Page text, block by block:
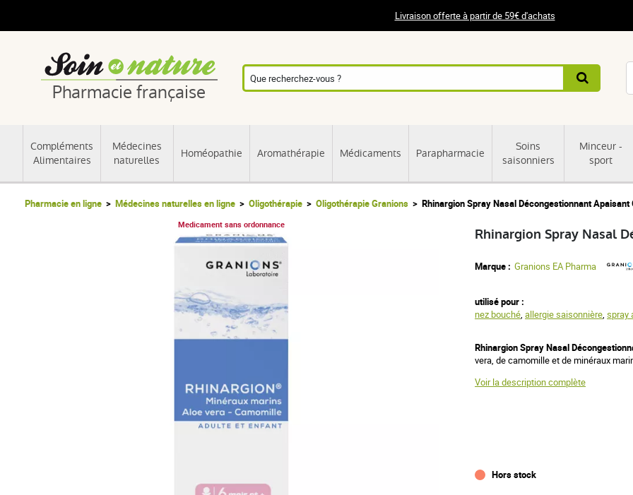
Livraison offerte à partir de 59€ d'achats
Pharmacie française
Compléments
Alimentaires
Médecines
naturelles
Homéopathie Aromathérapie Médicaments Parapharmacie
Soins
saisonniers
Minceur -
sport
Pharmacie en ligne Médecines naturelles en ligne Oligothérapie Oligothérapie Granions Rhinargion Spray Nasal Décongestionnant Apaisant
Medicament sans ordonnance
Rhinargion Spray Nasal
Marque : Granions EA Pharma
utilisé pour :
nez bouché, allergie saisonnière, spray
Rhinargion Spray Nasal
vera, de camomille et de minéraux
Voir la description complète
Hors stock